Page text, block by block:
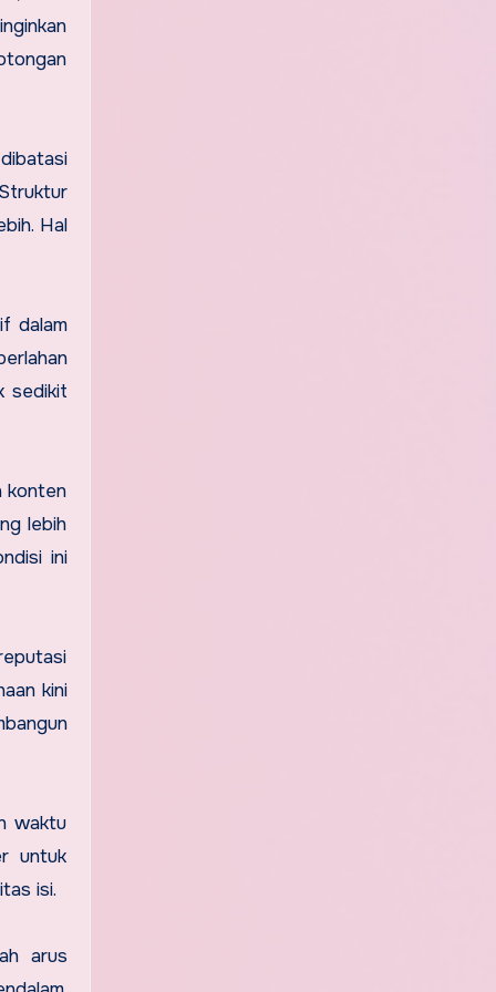
Hal
dalam
sedikit
konten
lebih
ini
kini
waktu
untuk
isi.
arus